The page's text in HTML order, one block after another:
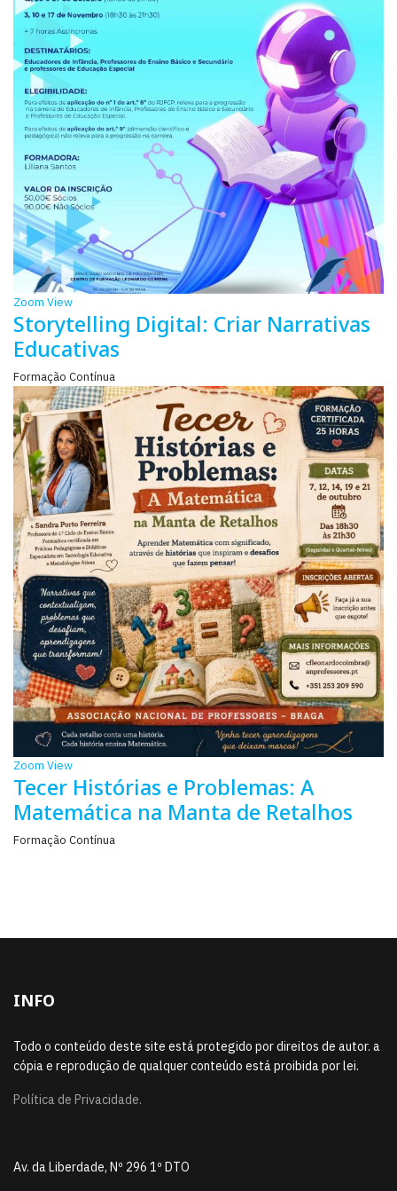
Zoom View
Storytelling Digital: Criar Narrativas
Educativas
Formação Contínua
Zoom View
Tecer Histórias e Problemas: A
Matemática na Manta de Retalhos
Formação Contínua
INFO
Todo o conteúdo deste site está protegido por direitos de autor. a
cópia e reprodução de qualquer conteúdo está proibida por lei.
Política de Privacidade.
Av. da Liberdade, Nº 296 1º DTO